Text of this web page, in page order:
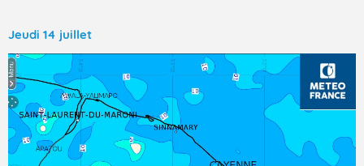
Jeudi 14 juillet